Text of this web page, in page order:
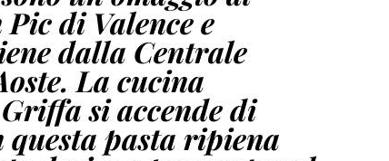
di Valence e
dalla Centrale
La cucina
si accende di
questa pasta ripiena